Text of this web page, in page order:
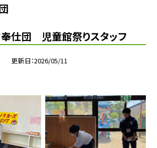
奉仕団 児童館祭りスタッフ
更新日 2026/05/11